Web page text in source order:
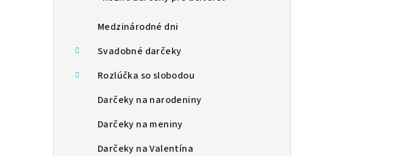
Medzinárodné dni
Svadobné darčeky
Rozlúčka so slobodou
Darčeky na narodeniny
Darčeky na meniny
Darčeky na Valentína